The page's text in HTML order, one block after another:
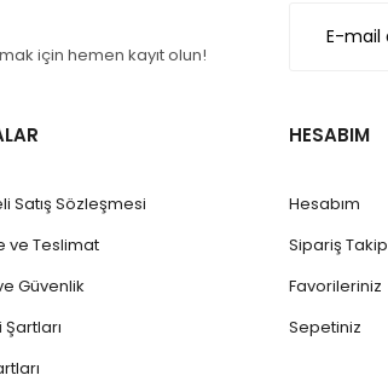
için hemen kayıt olun!
Satış Sözleşmesi
ve Teslimat
Güvenlik
HESABIM
Hesabım
Sipariş Takip
Favorileriniz
Sepetiniz